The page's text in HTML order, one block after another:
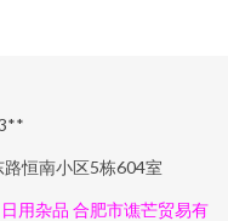
恒南小区5栋604室
日用杂品 合肥市谯芒贸易有